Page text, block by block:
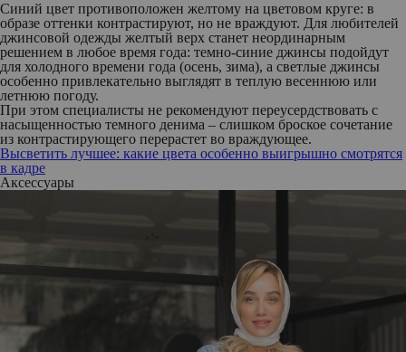
Синий цвет противоположен желтому на цветовом круге: в
образе оттенки контрастируют, но не враждуют. Для любителей
джинсовой одежды желтый верх станет неординарным
решением в любое время года: темно-синие джинсы подойдут
для холодного времени года (осень, зима), а светлые джинсы
особенно привлекательно выглядят в теплую весеннюю или
летнюю погоду.
При этом специалисты не рекомендуют переусердствовать с
насыщенностью темного денима – слишком броское сочетание
из контрастирующего перерастет во враждующее.
Высветить лучшее: какие цвета особенно выигрышно смотрятся
в кадре
Аксессуары